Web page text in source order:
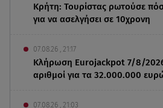
Κρήτη: Τουρίστας ρωτούσε
για να ασελγήσει σε 10χρονη
07.08.26 , 21:17
Κλήρωση Eurojackpot 7/8/
αριθμοί για τα 32.000.000
07.08.26 , 21:03